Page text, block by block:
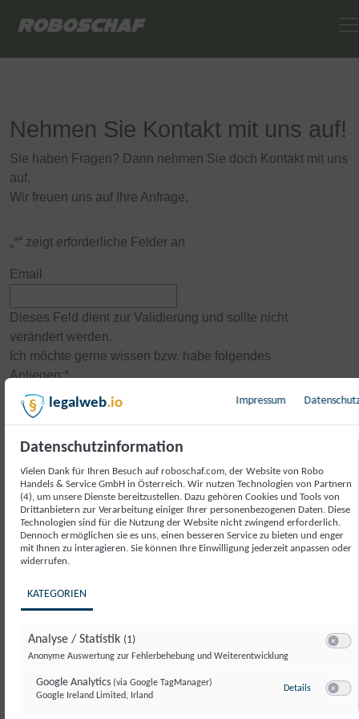
Nehmen Sie Kontakt mit uns auf!
Sie haben Fragen? Dann nehmen Sie doch Kontakt mit uns
auf.
Wir freuen uns auf Ihre Anfrage.
„*“ zeigt erforderliche Felder an
Email
Dieses Feld dient zur Validierung und sollte nicht
verändert werden.
Ich möchte gerne wissen bzw. habe folgendes
Anliegen:*
Anrede*
Titel
Vorname*
legalweb.io Impressum
Datenschutzinformation
Vielen Dank für Ihren Besuch auf roboschaf.com, der Website von Robo
Handels & Service GmbH in Österreich. Wir nutzen Technologien von Partnern
(4), um unsere Dienste bereitzustellen. Dazu gehören Cookies und Tools von
Drittanbietern zur Verarbeitung einiger Ihrer personenbezogenen Daten. Diese
Technologien sind für die Nutzung der Website nicht zwingend erforderlich.
Dennoch ermöglichen sie es uns, einen besseren Service zu bieten und enger
mit Ihnen zu interagieren. Sie können Ihre Einwilligung jederzeit anpassen oder
widerrufen.
KATEGORIEN
Analyse / Statistik (1)
Anonyme Auswertung zur Fehlerbehebung und Weiterentwicklung
Google Analytics (via Google TagManager)
Google Ireland Limited, Irland
Details zu Google